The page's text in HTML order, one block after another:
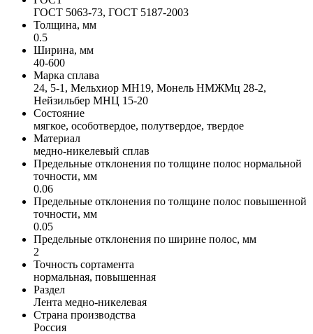
ГОСТ 5063-73, ГОСТ 5187-2003
Толщина, мм
0.5
Ширина, мм
40-600
Марка сплава
24, 5-1, Мельхиор МН19, Монель НМЖМц 28-2,
Нейзильбер МНЦ 15-20
Состояние
мягкое, особотвердое, полутвердое, твердое
Материал
медно-никелевый сплав
Предельные отклонения по толщине полос нормальной
точности, мм
0.06
Предельные отклонения по толщине полос повышенной
точности, мм
0.05
Предельные отклонения по ширине полос, мм
2
Точность сортамента
нормальная, повышенная
Раздел
Лента медно-никелевая
Страна производства
Россия